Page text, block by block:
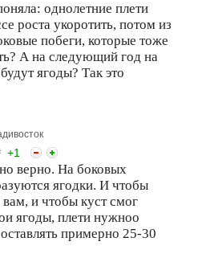
однолетние плети
роста укоротить, потом из
побеги, которые тоже
А на следующий год на
ягоды? Так это
+1
верно. На боковых
ягодки. И чтобы
и чтобы куст смог
ягоды, плети нужноо
примерно 25-30